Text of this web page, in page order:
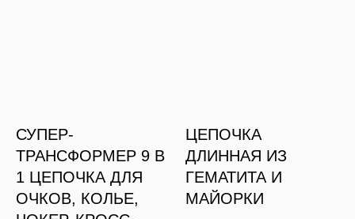
СУПЕР-
ТРАНСФОРМЕР 9 В
1 ЦЕПОЧКА ДЛЯ
ОЧКОВ, КОЛЬЕ,
ЦЕПОЧКА
ДЛИННАЯ ИЗ
ГЕМАТИТА И
МАЙОРКИ